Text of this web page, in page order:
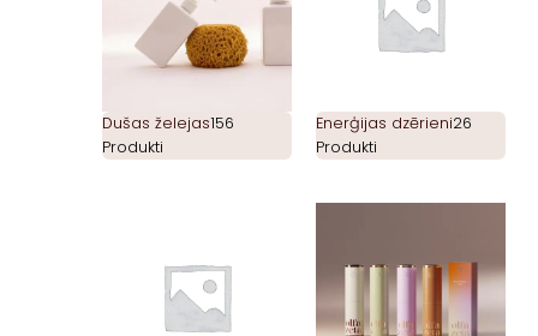
Dušas želejas156
Produkti
Enerģijas dzērieni26
Produkti